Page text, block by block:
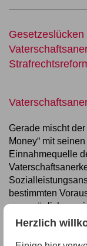
Herzlich
Gerade mischt
Money“ mit
Einnahmequelle
bestimmten
man
hat. Die ...